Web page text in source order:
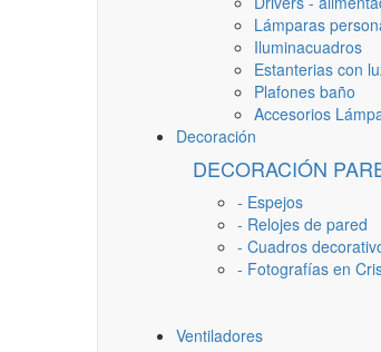
Lámparas
Iluminacuadros
Estanterias con
Plafones baño
Accesorios
Decoración
DECORACIÓN
- Espejos
- Relojes de pared
- Cuadros
- Fotografías en
Ventiladores